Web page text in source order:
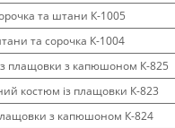
та штани К-1005
та сорочка К-1004
плащовки з капюшоном К-825
костюм із плащовки К-823
з капюшоном К-824